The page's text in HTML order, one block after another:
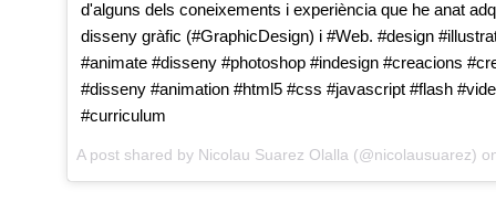
d'alguns dels coneixements i experiència que he anat
disseny gràfic (#GraphicDesign) i #Web. #design
#animate #disseny #photoshop #indesign #creacions
#disseny #animation #html5 #css #javascript #flash
#curriculum
A post shared by Nicolau Suarez Olalla (@nicolausuarez)